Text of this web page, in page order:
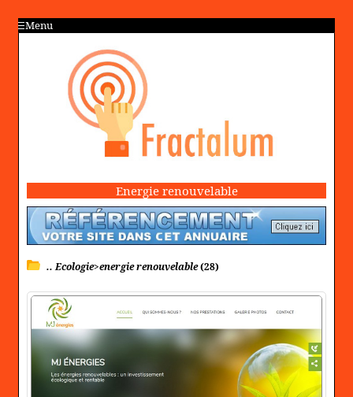
Menu
Energie renouvelable
.. Ecologie>energie renouvelable(28)